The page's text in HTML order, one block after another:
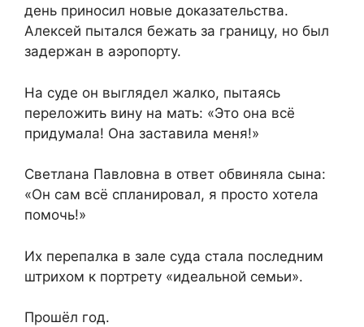
день приносил новые доказательства.
Алексей пытался бежать за границу, но был
задержан в аэропорту.
На суде он выглядел жалко, пытаясь
переложить вину на мать: «Это она всё
придумала! Она заставила меня!»
Светлана Павловна в ответ обвиняла сына:
«Он сам всё спланировал, я просто хотела
помочь!»
Их перепалка в зале суда стала последним
штрихом к портрету «идеальной семьи».
Прошёл год.